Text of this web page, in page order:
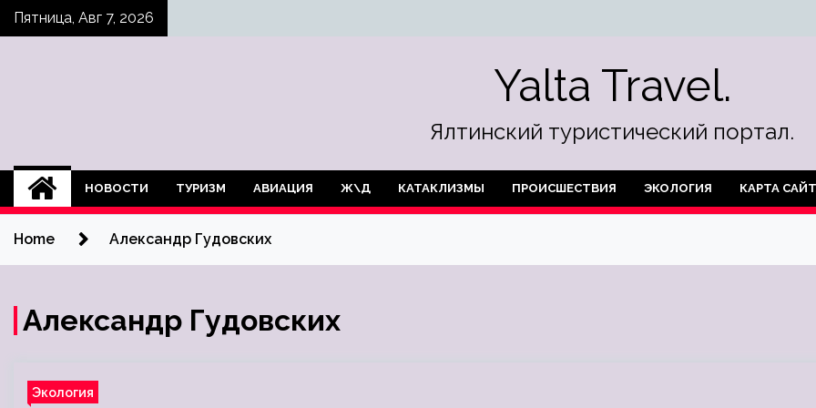
SkipПятница, Авг 7, 2026
Yalta Travel.
Ялтинский туристический портал.
НОВОСТИ ТУРИЗМ АВИАЦИЯ Ж\Д КАТАКЛИЗМЫ ПРОИСШЕСТВИЯ ЭКОЛОГИЯ КАРТА
Home Александр Гудовских
Александр Гудовских
Экология